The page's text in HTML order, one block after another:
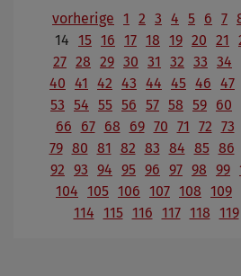
vorherige 1 2 3 4 5 6 7
14 15 16 17 18 19 20 21
27 28 29 30 31 32 33 34
40 41 42 43 44 45 46 47
53 54 55 56 57 58 59 60
66
67 68 69 70 71 72 73
79 80 81 82 83 84 85 86
92 93 94 95 96 97 98 99
104 105 106 107 108 109
114 115 116 117 118 119